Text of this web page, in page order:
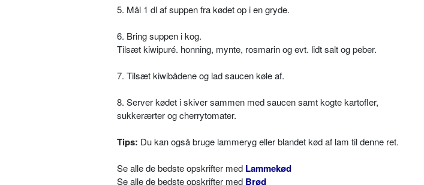
5. Mål 1 dl af suppen fra kødet op i en gryde.
6. Bring suppen i kog.
Tilsæt kiwipuré. honning, mynte, rosmarin og evt. lidt salt og peber.
7. Tilsæt kiwibådene og lad saucen køle af.
8. Server kødet i skiver sammen med saucen samt kogte kartofler,
sukkerærter og cherrytomater.
Tips: Du kan også bruge lammeryg eller blandet kød af lam til denne ret.
Se alle de bedste opskrifter med Lammekød
Se alle de bedste opskrifter med Brød